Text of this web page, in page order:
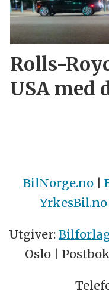
Rolls-
USA med
BilNorge.no|
YrkesBil.no
Utgiver:
Oslo |